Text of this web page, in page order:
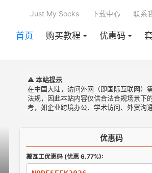
首页 购买教程 优惠码
Just My Socks 下载中心 联系
搬瓦工 与 Just My Socks 机场对比：哪个

⚠️ 本站提示
在中国大陆，访问外网（即国际互联网）
法规，因此本站内容仅供合法合规场景下
考，如企业跨境办公、学术访问、外贸沟通
优惠码
搬瓦工优惠码 (优惠 6.77%):